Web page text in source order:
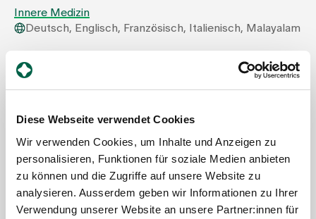
Diese Webseite verwendet Cookies
Wir verwenden Cookies, um Inhalte und Anzeigen zu
personalisieren, Funktionen für soziale Medien anbieten
zu können und die Zugriffe auf unsere Website zu
analysieren. Ausserdem geben wir Informationen zu Ihrer
Verwendung unserer Website an unsere Partner:innen für
Team
Über uns
Innere Medizin
Deutsch, Englisch, Französisch, Italienisch, Malayalam
Departement Notfall- und Akutmedizin
Innere Medizin
8125 Zollikerberg
Mail
medizin@spitalzollikerberg.ch
Nachricht schreiben